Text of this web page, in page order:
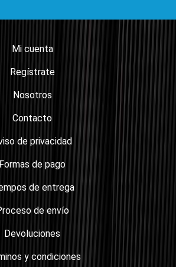
Mi cuenta
Regístrate
Nosotros
Contacto
de privacidad
Formas de pago
de entrega
de envío
Devoluciones
y condiciones